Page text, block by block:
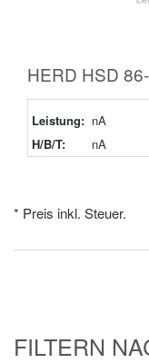
HERD HSD
Leistung: nA
H/B/T:
nA
* Preis inkl. Steuer.
FILTERN